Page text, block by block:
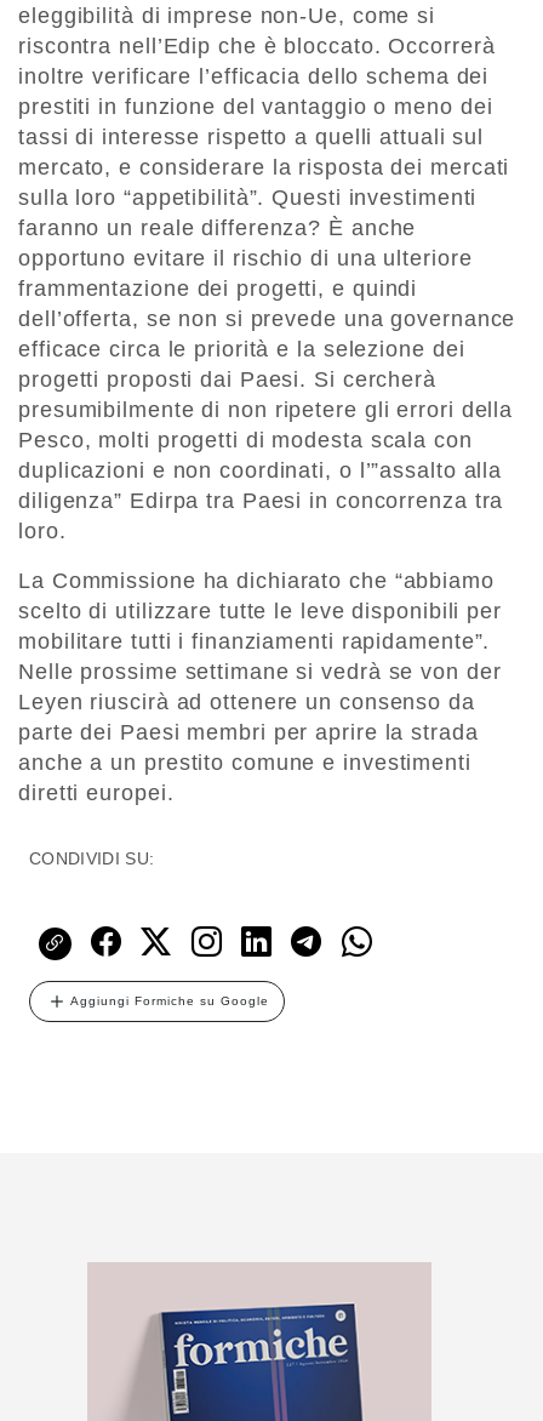
eleggibilità di imprese non-Ue, come si
riscontra nell’Edip che è bloccato. Occorrerà
inoltre verificare l’efficacia dello schema dei
prestiti in funzione del vantaggio o meno dei
tassi di interesse rispetto a quelli attuali sul
mercato, e considerare la risposta dei mercati
sulla loro “appetibilità”. Questi investimenti
faranno un reale differenza? È anche
opportuno evitare il rischio di una ulteriore
frammentazione dei progetti, e quindi
dell’offerta, se non si prevede una governance
efficace circa le priorità e la selezione dei
progetti proposti dai Paesi. Si cercherà
presumibilmente di non ripetere gli errori della
Pesco, molti progetti di modesta scala con
duplicazioni e non coordinati, o l’”assalto alla
diligenza” Edirpa tra Paesi in concorrenza tra
loro.
La Commissione ha dichiarato che “abbiamo
scelto di utilizzare tutte le leve disponibili per
mobilitare tutti i finanziamenti rapidamente”.
Nelle prossime settimane si vedrà se von der
Leyen riuscirà ad ottenere un consenso da
parte dei Paesi membri per aprire la strada
anche a un prestito comune e investimenti
diretti europei.
CONDIVIDI SU:
Aggiungi Formiche su Google